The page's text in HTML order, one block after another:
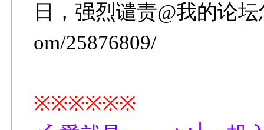
日，强烈谴责@我的论
om/25876809/
※※※※※※